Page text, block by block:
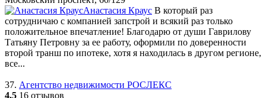
Анастасия Краус В который раз
сотрудничаю с компанией запстрой и всякий раз только
положительное впечатление! Благодарю от души Гаврилову
Татьяну Петровну за ее работу, оформили по доверенности
второй транш по ипотеке, хотя я находилась в другом регионе,
все...
37. Агентство недвижимости РОСЛЕКС
4.5 16 отзывов